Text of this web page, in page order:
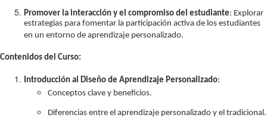
Promover la interacción y el compromiso del estudiante: Explorar
estrategias para fomentar la participación activa de los estudiantes
en un entorno de aprendizaje personalizado.
Contenidos del Curso:
Introducción al Diseño de Aprendizaje Personalizado:
Conceptos clave y beneficios.
Diferencias entre el aprendizaje personalizado y el tradicional.